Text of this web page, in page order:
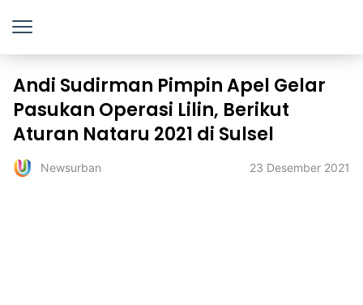
Andi Sudirman Pimpin Apel Gelar
Pasukan Operasi Lilin, Berikut
Aturan Nataru 2021 di Sulsel
Newsurban 23 Desember 2021